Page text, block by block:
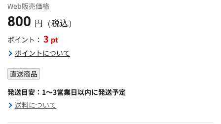
Web販売価格
800 円（税込）
ポイント： 3 pt
ポイントについて
直送商品
発送目安：1～3営業日以内に発送予定
送料について